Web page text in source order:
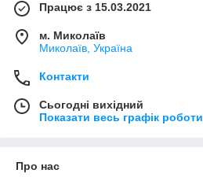
Працює з 15.03.2021
м. Миколаїв
Миколаїв, Україна
Контакти
Сьогодні вихідний
Показати весь графік роботи
Про нас